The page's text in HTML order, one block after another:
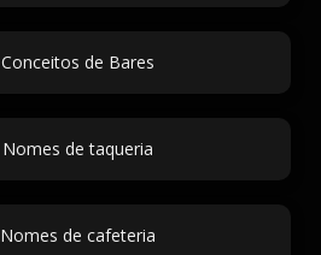
Conceitos de Bares
Nomes de taqueria
Nomes de cafeteria